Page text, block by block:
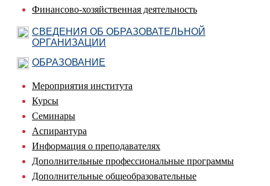
Финансово-хозяйственная деятельность
СВЕДЕНИЯ ОБ ОБРАЗОВАТЕЛЬНОЙ
ОРГАНИЗАЦИИ
ОБРАЗОВАНИЕ
Мероприятия института
Курсы
Семинары
Аспирантура
Информация о преподавателях
Дополнительные профессиональные программы
Дополнительные общеобразовательные